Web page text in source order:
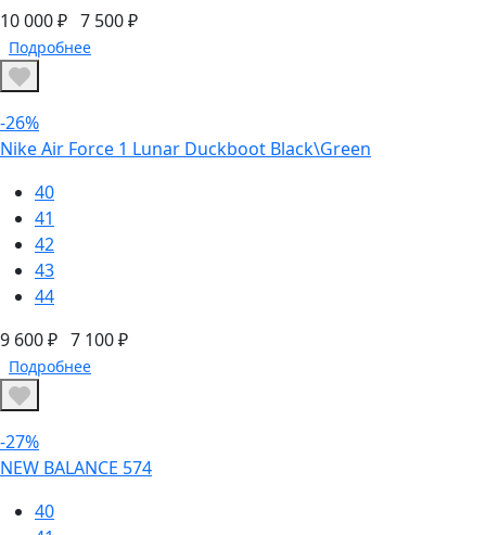
10 000 ₽ 7 500 ₽
Подробнее
-26%
Nike Air Force 1 Lunar Duckboot Black\Green
40
41
42
43
44
9 600 ₽ 7 100 ₽
Подробнее
-27%
NEW BALANCE 574
40